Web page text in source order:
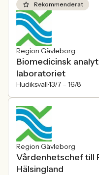
Rekommenderat
Region Gävleborg
Biomedicinsk
laboratoriet
Hudiksvall13/7 – 16/8
Region Gävleborg
Vårdenhetschef till
Hälsingland